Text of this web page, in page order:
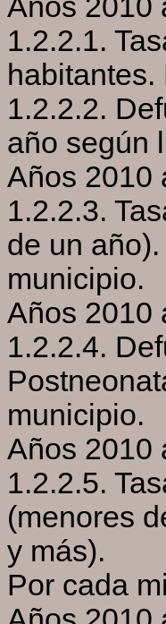
Años 2010
1.2.2.1.
1.2.2.2.
año según
Años 2010
1.2.2.3.
de un
municipio.
Años 2010
1.2.2.4.
municipio.
Años 2010
1.2.2.5.
(menores
y más).
Por cada